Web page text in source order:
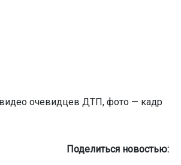
очевидцев ДТП, фото — кадр
Поделиться новостью: